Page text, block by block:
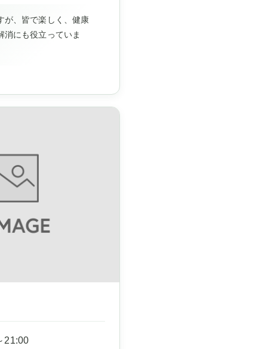
が、皆で楽しく、健康
消にも役立っていま
21:00